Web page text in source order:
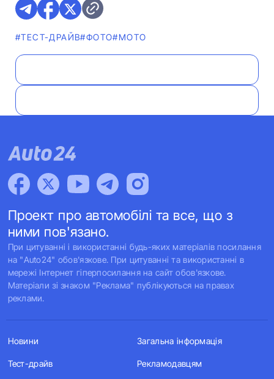
#ТЕСТ-ДРАЙВ#ФОТО#МОТО
Проект про автомобілі та все, що з
ними пов'язано.
При цитуванні і використанні будь-яких матеріалів посилання
на "Auto24" обов'язкове. При цитуванні та використанні в
мережі Інтернет гіперпосилання на сайт обов'язкове.
Матеріали зі знаком "Реклама" публікуються на правах
реклами.
Новини
Тест-драйв
Загальна інформація
Рекламодавцям